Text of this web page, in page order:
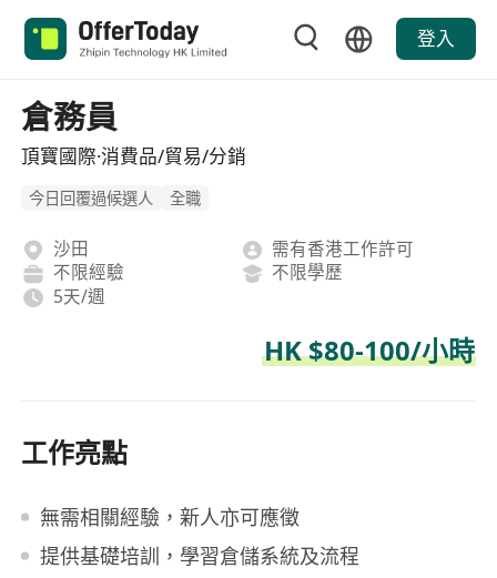
登入
倉務員
頂寶國際·消費品/貿易/分銷
今日回覆過候選人 全職
沙田
需有香港工作許可
不限經驗
不限學歷
5天/週
HK $80-100/小時
工作亮點
無需相關經驗，新人亦可應徵
提供基礎培訓，學習倉儲系統及流程